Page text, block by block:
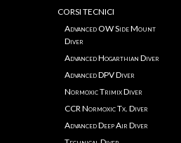
CORSI TECNICI
Advanced OW Side Mount
Diver
Advanced Hogarthian Diver
Advanced DPV Diver
Normoxic Trimix Diver
CCR Normoxic Tx. Diver
Advanced Deep Air Diver